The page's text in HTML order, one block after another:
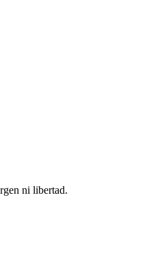
ni libertad.